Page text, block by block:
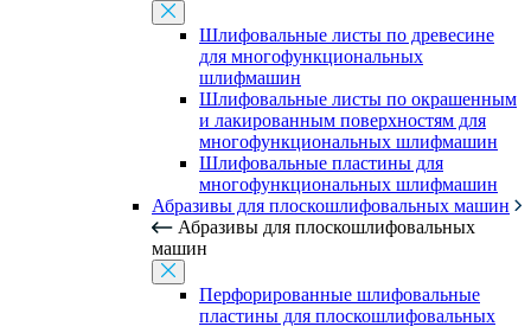
Шлифовальные листы по древесине
для многофункциональных
шлифмашин
Шлифовальные листы по окрашенным
и лакированным поверхностям для
многофункциональных шлифмашин
Шлифовальные пластины для
многофункциональных шлифмашин
Абразивы для плоскошлифовальных машин
Абразивы для плоскошлифовальных
машин
Перфорированные шлифовальные
пластины для плоскошлифовальных